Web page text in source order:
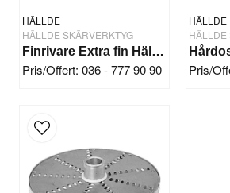
HÄLLDE
HÄLLDE SKÄRVERKTYG
Finrivare Extra fin Hällde RG-300i/350/400
Pris/Offert: 036 - 777 90 90
HÄLLDE
HÄLLDE
Pris/